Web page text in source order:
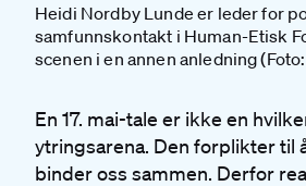
Heidi Nordby Lunde er leder for
samfunnskontakt i Human-Etisk
scenen i en annen anledning
En 17. mai-tale er ikke en
ytringsarena. Den forplikter til
binder oss sammen. Derfor